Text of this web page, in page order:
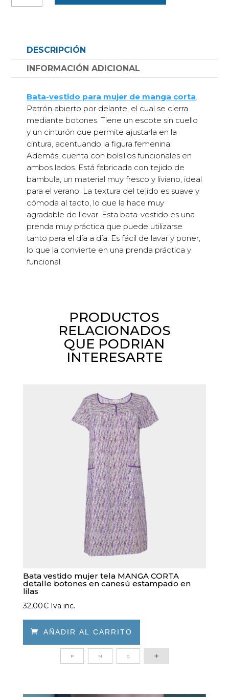
mujer
flores
dibujos
DESCRIPCIÓN
INFORMACIÓN ADICIONAL
Bata-vestido para mujer de manga corta.
Patrón abierto por delante, el cual se cierra
mediante botones. Tiene un escote sin cuello
y un cinturón que permite ajustarla en la
cintura, acentuando la figura femenina.
Además, cuenta con bolsillos funcionales en
ambos lados. Está fabricada con tejido de
bambula, un material muy fresco y liviano, ideal
para el verano. La textura del tejido es suave y
cómoda al tacto, lo que la hace muy
agradable de llevar. Esta bata-vestido es una
prenda muy práctica que puede utilizarse
tanto para el día a día. Es fácil de lavar y poner,
lo que la convierte en una prenda práctica y
funcional.
PRODUCTOS
RELACIONADOS
QUE PODRIAN
INTERESARTE
Bata vestido mujer tela MANGA CORTA
detalle botones en canesú estampado en
lilas
32,00€ Iva inc.
 AÑADIR AL CARRITO
P M G